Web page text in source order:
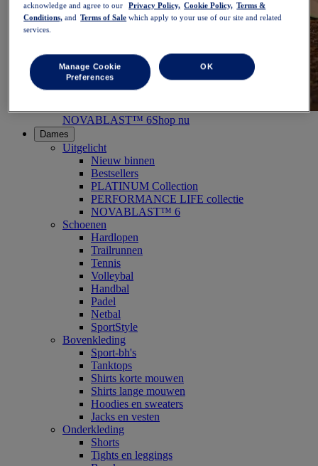
NOVABLAST™ 6Shop nu
Dames
Uitgelicht
Nieuw binnen
Bestsellers
PLATINUM Collection
PERFORMANCE LIFE collectie
NOVABLAST™ 6
Schoenen
Hardlopen
Trailrunnen
Tennis
Volleybal
Handbal
Padel
Netbal
SportStyle
Bovenkleding
Sport-bh's
Tanktops
Shirts korte mouwen
Shirts lange mouwen
Hoodies en sweaters
Jacks en vesten
Onderkleding
Shorts
Tights en leggings
acknowledge and agree to our
Privacy Policy, Cookie Policy, Terms &
Conditions, and Terms of Sale which apply to your use of our site and related
services.
Manage Cookie
Preferences
OK